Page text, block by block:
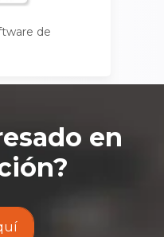
de
en
?